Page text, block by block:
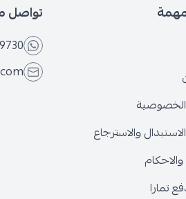
والاسترجاع
تمارا
تواصل